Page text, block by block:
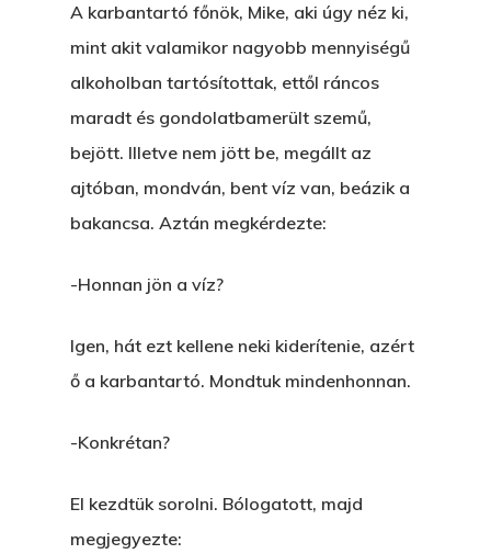
A karbantartó főnök, Mike, aki úgy néz ki,
mint akit valamikor nagyobb mennyiségű
alkoholban tartósítottak, ettől ráncos
maradt és gondolatbamerült szemű,
bejött. Illetve nem jött be, megállt az
ajtóban, mondván, bent víz van, beázik a
bakancsa. Aztán megkérdezte:
-Honnan jön a víz?
Igen, hát ezt kellene neki kiderítenie, azért
ő a karbantartó. Mondtuk mindenhonnan.
-Konkrétan?
El kezdtük sorolni. Bólogatott, majd
megjegyezte: